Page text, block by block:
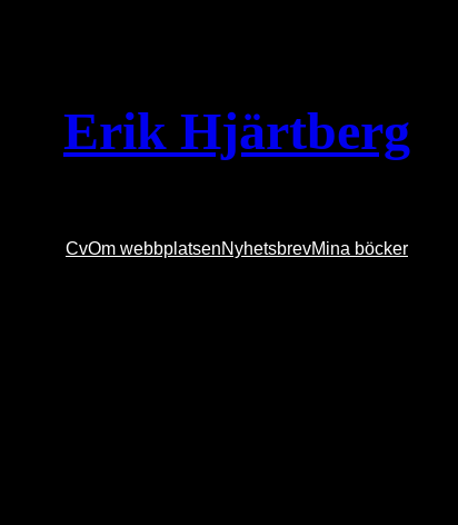
Erik Hjärtberg
CvOm webbplatsenNyhetsbrevMina böcker